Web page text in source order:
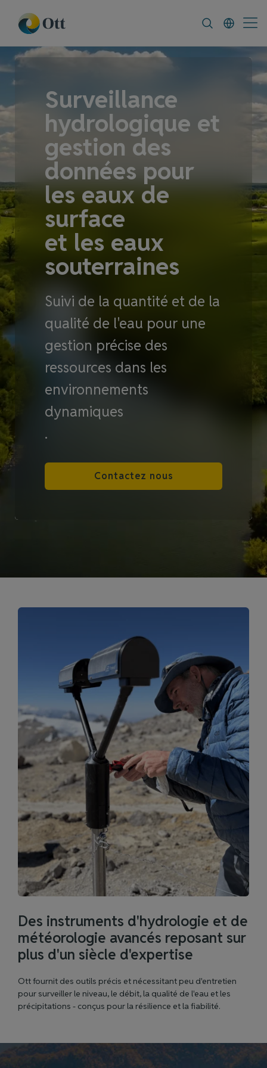
Surveillance
hydrologique et
gestion des
données pour
les eaux de
surface
et les eaux
souterraines
Suivi de la quantité et de la
qualité de l'eau pour une
gestion précise des
ressources dans les
environnements
dynamiques
.
Contactez nous
Des instruments d'hydrologie et de
météorologie avancés reposant sur
plus d'un siècle d'expertise
Ott fournit des outils précis et nécessitant peu d'entretien
pour surveiller le niveau, le débit, la qualité de l'eau et les
précipitations - conçus pour la résilience et la fiabilité.